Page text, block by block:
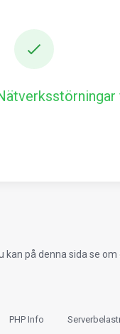
kan på denna sida se
PHP Info